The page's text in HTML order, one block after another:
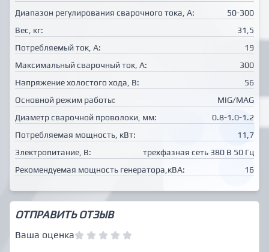
Диапазон регулирования сварочного тока, А:
50-300
Вес, кг:
31,5
Потребляемый ток, А:
19
Максимальный сварочный ток, А:
300
Напряжение холостого хода, В:
56
Основной режим работы:
MIG/MAG
Диаметр сварочной проволоки, мм:
0.8-1.0-1.2
Потребляемая мощность, кВт:
11,7
Электропитание, В:
трехфазная сеть 380 В 50 Гц
Рекомендуемая мощность генератора,кВА:
16
ОТПРАВИТЬ ОТЗЫВ
Ваша оценка